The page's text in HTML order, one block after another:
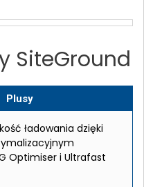
SiteGround
Plusy
ładowania dzięki
Optimiser i Ultrafast